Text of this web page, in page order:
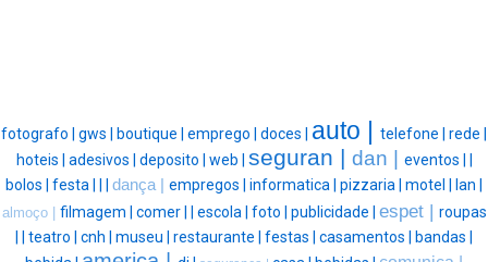
fotografo | gws | boutique | emprego | doces | auto | telefone | rede |
hoteis | adesivos | deposito | web | seguran | dan | eventos | |
bolos | festa | | | dança | empregos | informatica | pizzaria | motel | lan |
almoço | filmagem | comer | | escola | foto | publicidade | espet | roupas
| | teatro | cnh | museu | restaurante | festas | casamentos | bandas |